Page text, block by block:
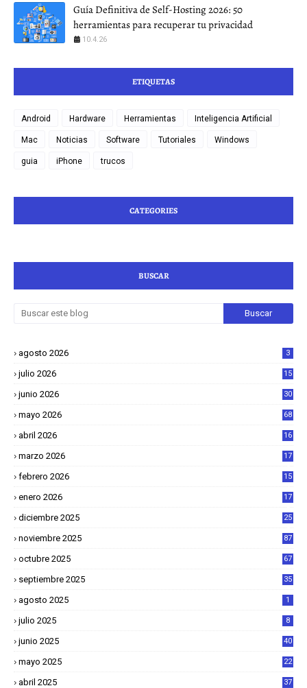
Guía Definitiva de Self-Hosting 2026: 50
herramientas para recuperar tu privacidad
10.4.26
ETIQUETAS
Android Hardware Herramientas Inteligencia Artificial
Mac Noticias Software Tutoriales Windows
guia iPhone trucos
CATEGORIES
BUSCAR
agosto 2026 3
julio 2026 15
junio 2026 30
mayo 2026 68
abril 2026
16
marzo 2026
17
febrero 2026
15
enero 2026
17
diciembre 2025
25
noviembre 2025 87
octubre 2025 67
septiembre 2025 35
agosto 2025 1
julio 2025 8
junio 2025 40
mayo 2025
22
abril 2025
37